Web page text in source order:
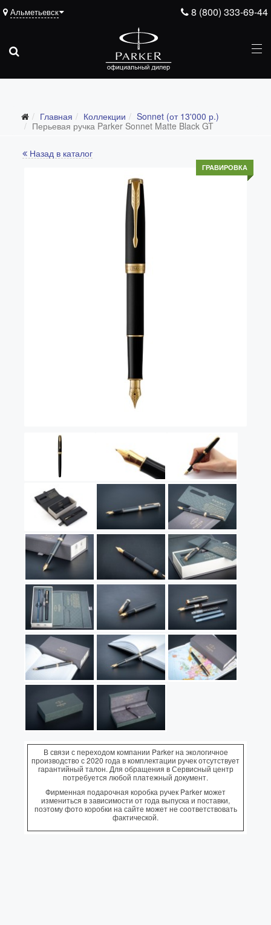
8 (800) 333-69-44
Альметьевск
Главная Коллекции
Sonnet (от 13'000 р.)
Перьевая ручка Parker Sonnet Matte Black GT
Назад в каталог
ГРАВИРОВКА
В связи с переходом компании Parker на экологичное
производство с 2020 года в комплектации ручек отсутствует
гарантийный талон. Для обращения в Сервисный центр
потребуется любой платежный документ.
Фирменная подарочная коробка ручек Parker может
измениться в зависимости от года выпуска и поставки,
поэтому фото коробки на сайте может не соответствовать
фактической.
Все коллекции
Sonnet (от 13'000 р.)
Parker 51 (от 14'600 р.)